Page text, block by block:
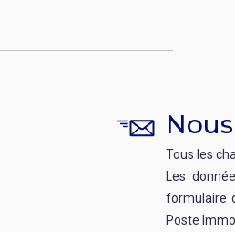
Tous les
Les
formulaire
Poste